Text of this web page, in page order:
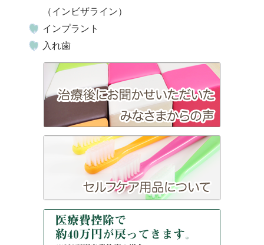
（インビザライン）
インプラント
入れ歯